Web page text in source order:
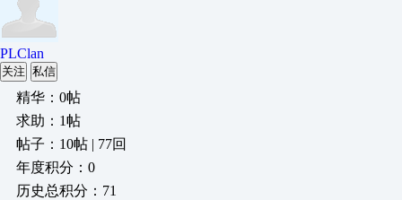
PLClan
关注 私信
精华：0帖
求助：1帖
帖子：10帖 | 77回
年度积分：0
历史总积分：71